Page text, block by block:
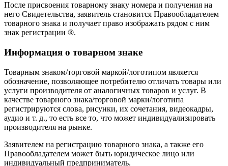
После присвоения товарному знаку номера и получения на
него Свидетельства, заявитель становится Правообладателем
товарного знака и получает право изображать рядом с ним
знак регистрации ®.
Информация о товарном знаке
Товарным знаком/торговой маркой/логотипом является
обозначение, позволяющее потребителю отличать товары или
услуги производителя от аналогичных товаров и услуг. В
качестве товарного знака/торговой марки/логотипа
регистрируются слова, рисунки, их сочетания, видеокадры,
аудио и т. д., то есть все то, что может индивидуализировать
производителя на рынке.
Заявителем на регистрацию товарного знака, а также его
Правообладателем может быть юридическое лицо или
индивидуальный предприниматель.